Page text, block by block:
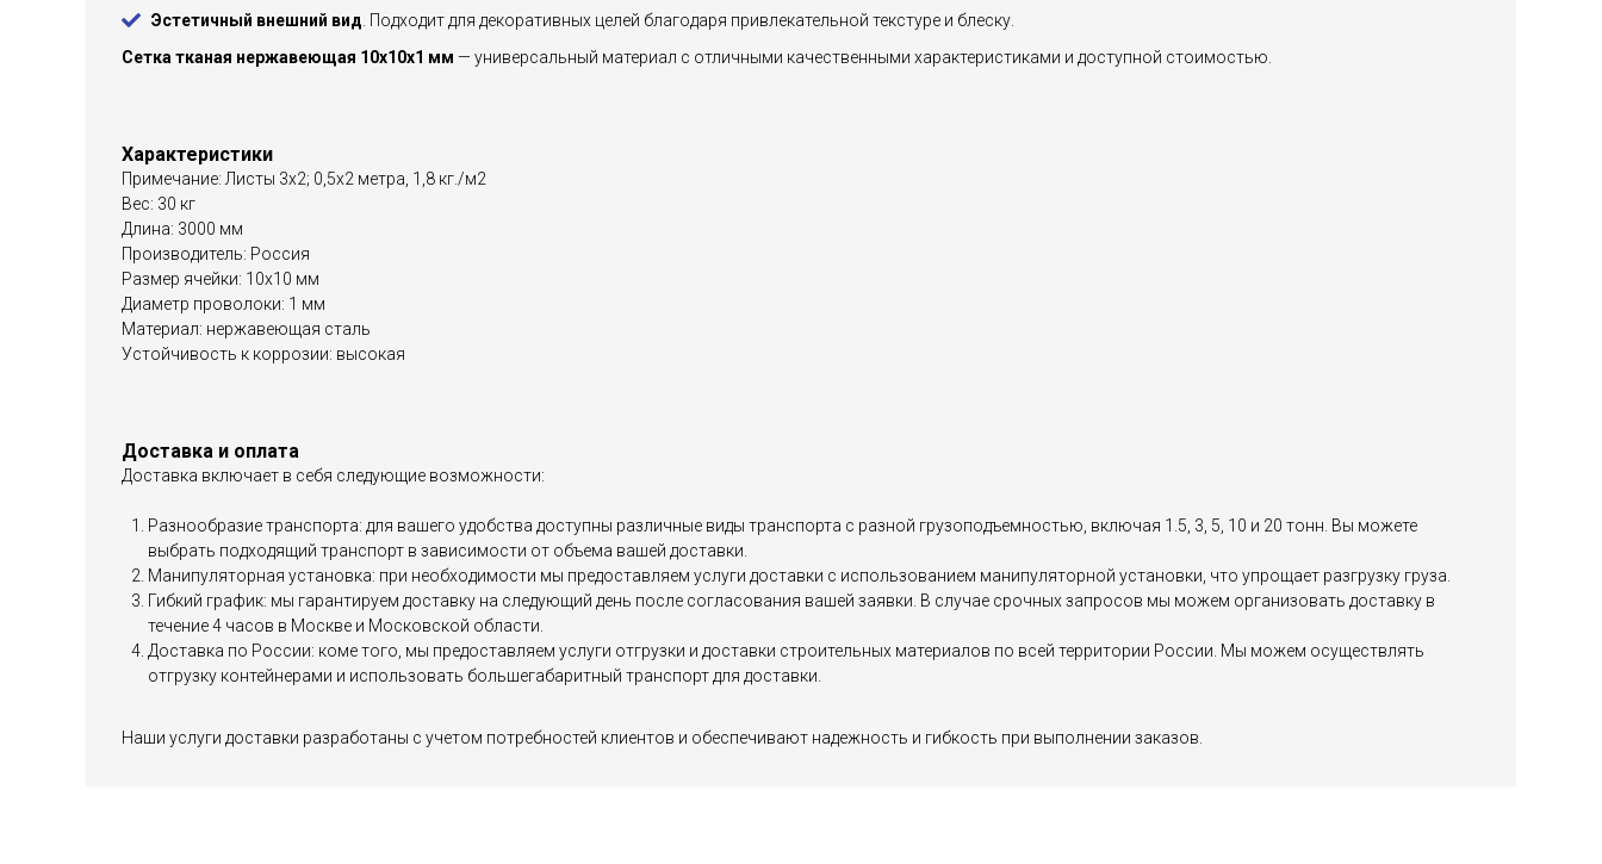
Эстетичный внешний вид . Подходит для декоративных целей благодаря привлекательной текстуре и блеску.
Сетка тканая нержавеющая 10х10х1 мм — универсальный материал с отличными качественными характеристиками и доступной стоимостью.
Характеристики
Примечание: Листы 3х2; 0,5х2 метра, 1,8 кг./м2
Вес: 30 кг
Длина: 3000 мм
Производитель: Россия
Размер ячейки: 10х10 мм
Диаметр проволоки: 1 мм
Материал: нержавеющая сталь
Устойчивость к коррозии: высокая
Доставка и оплата
Доставка включает в себя следующие возможности:
Разнообразие транспорта: для вашего удобства доступны различные виды транспорта с разной грузоподъемностью, включая 1.5, 3, 5, 10 и 20 тонн. Вы можете
выбрать подходящий транспорт в зависимости от объема вашей доставки.
Манипуляторная установка: при необходимости мы предоставляем услуги доставки с использованием манипуляторной установки, что упрощает разгрузку груза.
Гибкий график: мы гарантируем доставку на следующий день после согласования вашей заявки. В случае срочных запросов мы можем организовать доставку в
течение 4 часов в Москве и Московской области.
Доставка по России: коме того, мы предоставляем услуги отгрузки и доставки строительных материалов по всей территории России. Мы можем осуществлять
отгрузку контейнерами и использовать большегабаритный транспорт для доставки.
Наши услуги доставки разработаны с учетом потребностей клиентов и обеспечивают надежность и гибкость при выполнении заказов.